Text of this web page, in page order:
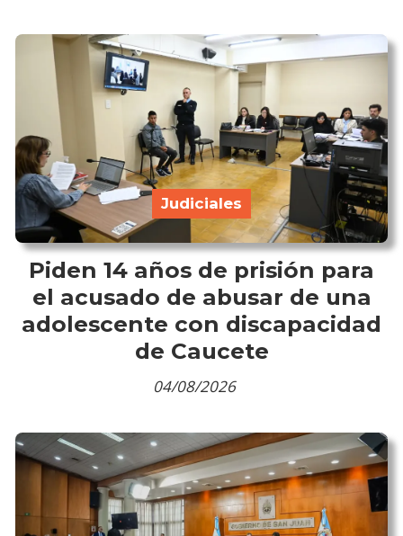
Piden 14 años de prisión para
el acusado de abusar de una
adolescente con discapacidad
de Caucete
Judiciales
04/08/2026